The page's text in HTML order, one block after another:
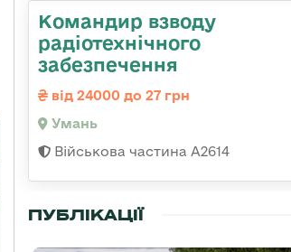
Командир взводу
радіотехнічного
забезпечення
від 24000 до 27 грн
Умань
Військова частина А2614
ПУБЛІКАЦІЇ